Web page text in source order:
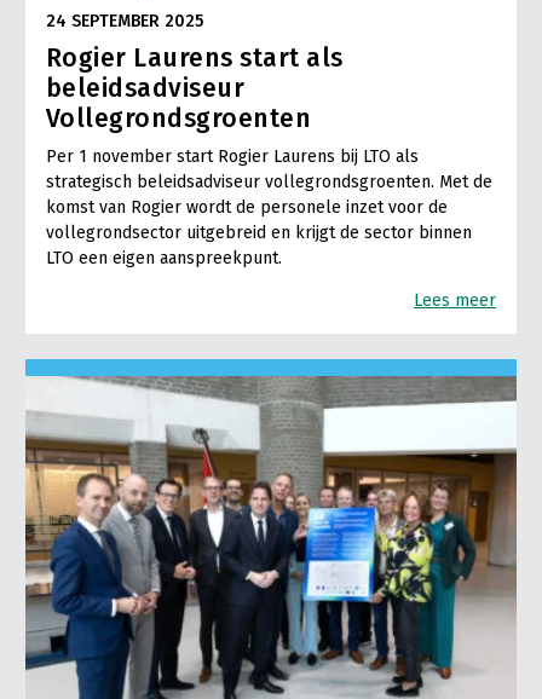
24 SEPTEMBER 2025
Rogier Laurens start als
beleidsadviseur
Vollegrondsgroenten
Per 1 november start Rogier Laurens bij LTO als
strategisch beleidsadviseur vollegrondsgroenten. Met de
komst van Rogier wordt de personele inzet voor de
vollegrondsector uitgebreid en krijgt de sector binnen
LTO een eigen aanspreekpunt.
Lees meer